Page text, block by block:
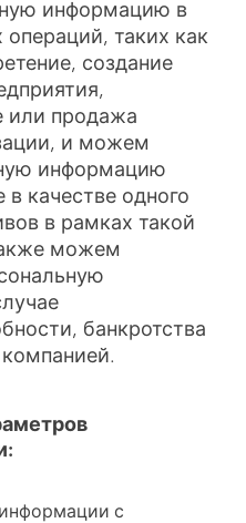
информацию в
таких как
создание
или продажа
и можем
информацию
в качестве одного
в рамках такой
можем
банкротства
с